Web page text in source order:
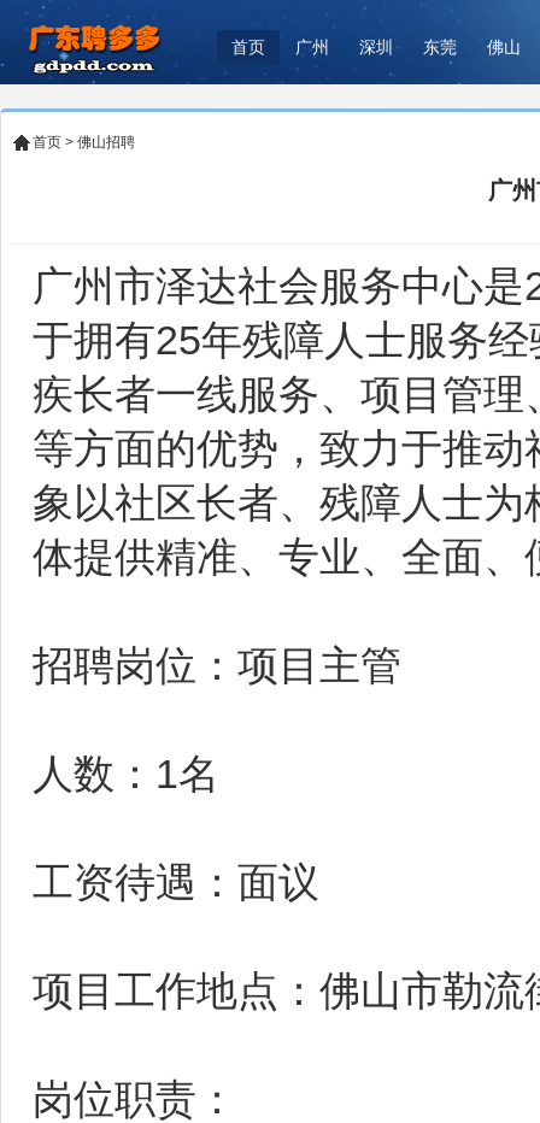
首页 广州 深圳 东莞 佛山
首页 > 佛山招聘
广
广州市泽达社会服务中心
于拥有25年残障人士服务
疾长者一线服务、项目管
等方面的优势，致力于推
象以社区长者、残障人士
体提供精准、专业、全面
招聘岗位：项目主管
人数：1名
工资待遇：面议
项目工作地点：佛山市勒流
岗位职责：